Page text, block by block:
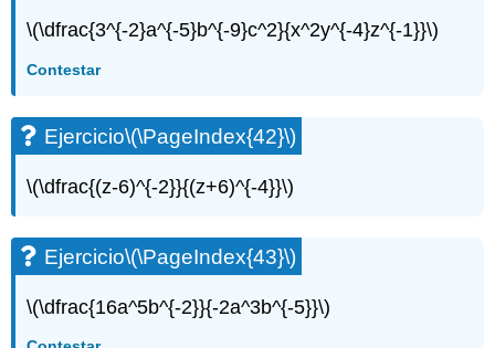
\(\dfrac{3^{-2}a^{-5}b^{-9}c^2}{x^2y^{-4}z^{-1}}\)
Contestar
Ejercicio\(\PageIndex{42}\)
\(\dfrac{(z-6)^{-2}}{(z+6)^{-4}}\)
Ejercicio\(\PageIndex{43}\)
\(\dfrac{16a^5b^{-2}}{-2a^3b^{-5}}\)